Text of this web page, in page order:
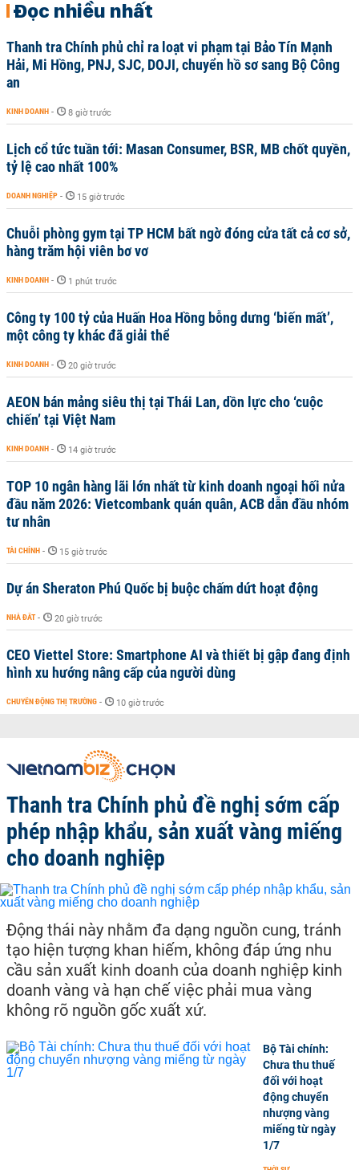
Đọc nhiều nhất
Thanh tra Chính phủ chỉ ra loạt vi phạm tại Bảo Tín Mạnh
Hải, Mi Hồng, PNJ, SJC, DOJI, chuyển hồ sơ sang Bộ Công
an
KINH DOANH - 8 giờ trước
Lịch cổ tức tuần tới: Masan Consumer, BSR, MB chốt quyền,
tỷ lệ cao nhất 100%
DOANH NGHIỆP - 15 giờ trước
Chuỗi phòng gym tại TP HCM bất ngờ đóng cửa tất cả cơ sở,
hàng trăm hội viên bơ vơ
KINH DOANH - 1 phút trước
Công ty 100 tỷ của Huấn Hoa Hồng bỗng dưng ‘biến mất’,
một công ty khác đã giải thể
KINH DOANH - 20 giờ trước
AEON bán mảng siêu thị tại Thái Lan, dồn lực cho ‘cuộc
chiến’ tại Việt Nam
KINH DOANH - 14 giờ trước
TOP 10 ngân hàng lãi lớn nhất từ kinh doanh ngoại hối nửa
đầu năm 2026: Vietcombank quán quân, ACB dẫn đầu nhóm
tư nhân
TÀI CHÍNH - 15 giờ trước
Dự án Sheraton Phú Quốc bị buộc chấm dứt hoạt động
NHÀ ĐẤT - 20 giờ trước
CEO Viettel Store: Smartphone AI và thiết bị gập đang định
hình xu hướng nâng cấp của người dùng
CHUYỂN ĐỘNG THỊ TRƯỜNG - 10 giờ trước
Thanh tra Chính phủ đề nghị sớm cấp
phép nhập khẩu, sản xuất vàng miếng
cho doanh nghiệp
Động thái này nhằm đa dạng nguồn cung, tránh
tạo hiện tượng khan hiếm, không đáp ứng nhu
cầu sản xuất kinh doanh của doanh nghiệp kinh
doanh vàng và hạn chế việc phải mua vàng
không rõ nguồn gốc xuất xứ.
Bộ Tài chính:
Chưa thu thuế
đối với hoạt
động chuyển
nhượng vàng
miếng từ ngày
1/7